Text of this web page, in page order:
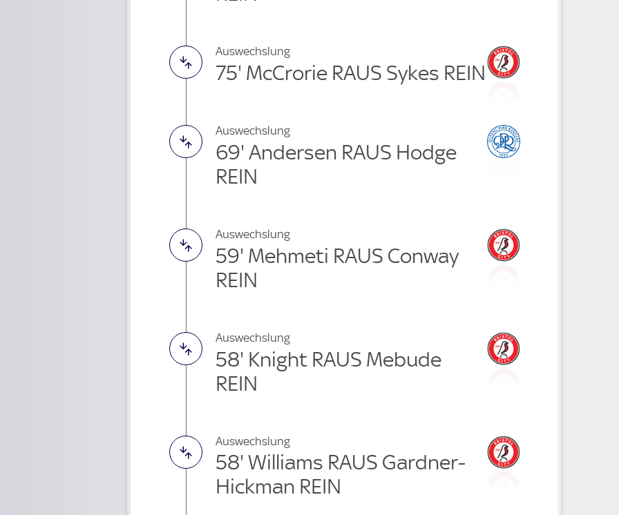
Auswechslung
75' McCrorie RAUS Sykes REIN
Auswechslung
69' Andersen RAUS Hodge
REIN
Auswechslung
59' Mehmeti RAUS Conway
REIN
Auswechslung
58' Knight RAUS Mebude
REIN
Auswechslung
58' Williams RAUS Gardner-
Hickman REIN